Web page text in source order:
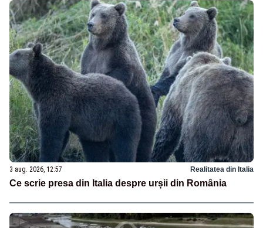
3 aug. 2026, 12:57 Realitatea din Italia
Ce scrie presa din Italia despre urșii din România